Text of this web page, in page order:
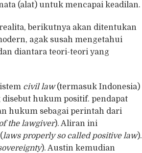
(alat) untuk mencapai keadilan.
berikutnya akan ditentukan
agak susah mengetahui
diantara teori-teori yang
civil law(termasuk Indonesia)
hukum positif. pendapat
hukum sebagai perintah dari
the lawgiver). Aliran ini
laws properly so called positive law).
). Austin kemudian